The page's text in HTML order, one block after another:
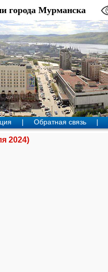
города Мурманска
| Обратная связь |
2024)